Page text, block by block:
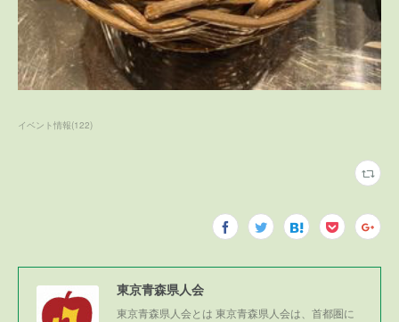
イベント情報(122)
東京青森県人会
東京青森県人会とは 東京青森県人会は、首都圏に